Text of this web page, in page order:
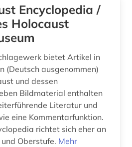
Encyclopedia /
Holocaust
bietet Artikel in
(Deutsch ausgenommen)
und dessen
Bildmaterial enthalten
Literatur und
eine Kommentarfunktion.
richtet sich eher an
Oberstufe. Mehr